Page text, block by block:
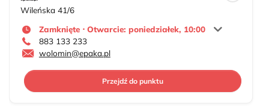
Wileńska 41/6
Zamknięte ⋅ Otwarcie: poniedziałek, 10:00
883 133 233
wolomin@epaka.pl
Przejdź do punktu